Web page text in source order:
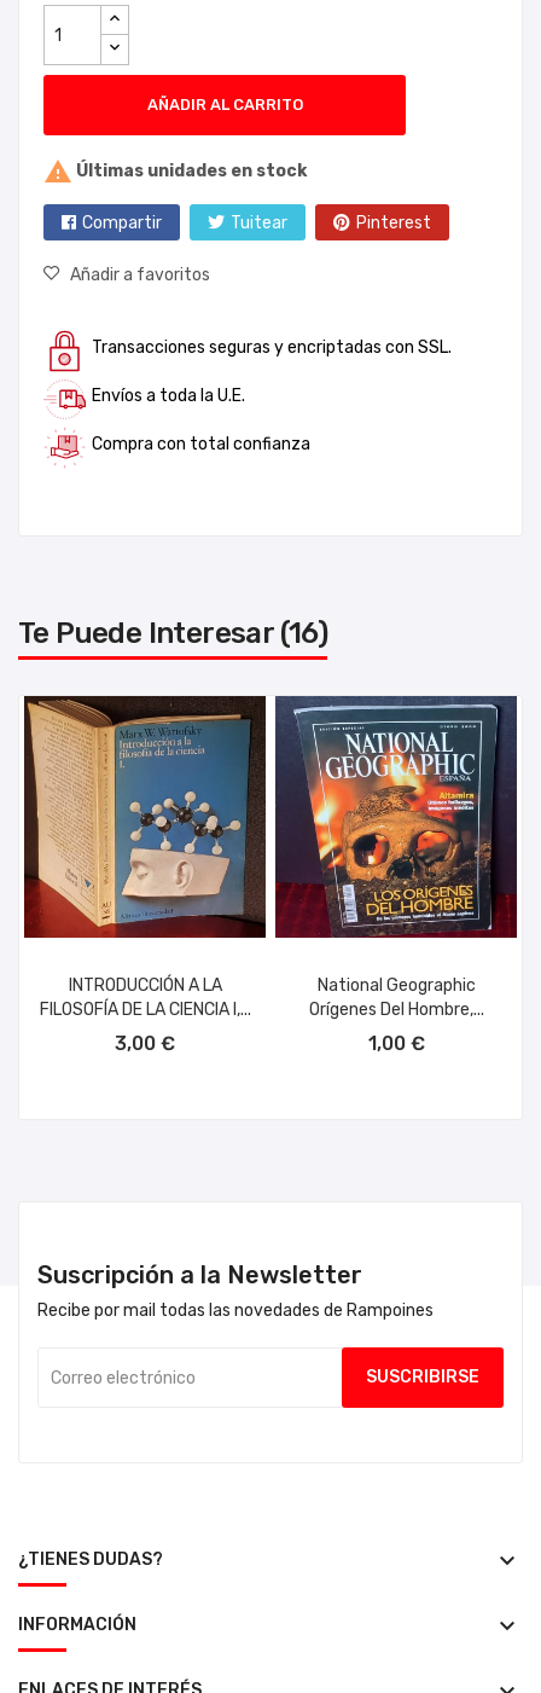
AÑADIR AL CARRITO
 Últimas unidades en stock
Compartir Tuitear Pinterest
Añadir a favoritos
Transacciones seguras y encriptadas con SSL.
Envíos a toda la U.E.
Compra con total confianza
Te Puede Interesar (16)
INTRODUCCIÓN A LA
FILOSOFÍA DE LA CIENCIA I,...
3,00 €
National Geographic
Orígenes Del Hombre,...
1,00 €
Suscripción a la Newsletter
Recibe por mail todas las novedades de Rampoines
¿TIENES DUDAS? keyboard_arrow_down
INFORMACIÓN keyboard_arrow_down